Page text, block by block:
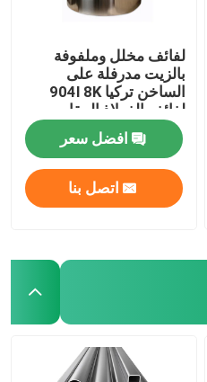
لفائف مخلل وملفوفة
بالزيت مدرفلة على
الساخن تركيا 904l 8K
لفائف الفولاذ المقاوم
للصدأ المصقول 430 Ss
لفائف 202
افضل سعر
اتصل بنا